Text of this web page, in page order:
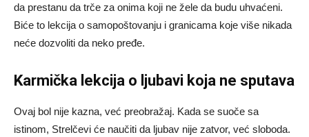
da prestanu da trče za onima koji ne žele da budu uhvaćeni.
Biće to lekcija o samopoštovanju i granicama koje više nikada
neće dozvoliti da neko pređe.
Karmička lekcija o ljubavi koja ne sputava
Ovaj bol nije kazna, već preobražaj. Kada se suoče sa
istinom, Strelčevi će naučiti da ljubav nije zatvor, već sloboda.